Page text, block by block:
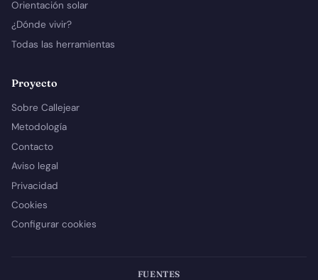
Orientación solar
¿Dónde vivir?
Todas las herramientas
Proyecto
Sobre Callejear
Metodología
Contacto
Aviso legal
Privacidad
Cookies
Configurar cookies
FUENTES